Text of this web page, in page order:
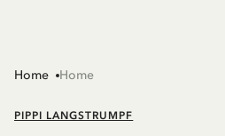
Home Home
PIPPI LANGSTRUMPF